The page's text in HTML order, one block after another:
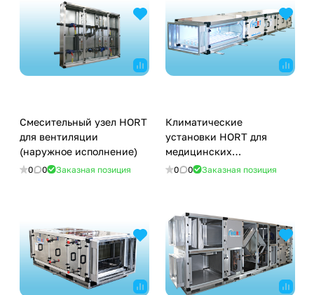
Смесительный узел HORT
для вентиляции
(наружное исполнение)
0 0 Заказная позиция
Климатические
установки HORT для
медицинских
учреждений
0 0 Заказная позиция